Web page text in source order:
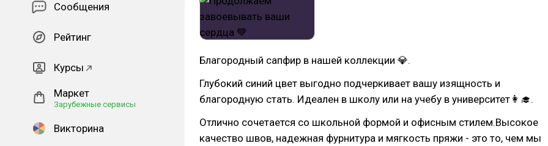
Сообщения
Рейтинг
Курсы
Маркет
Зарубежные сервисы
Викторина
Благородный сапфир в нашей коллекции 💎.
Глубокий синий цвет выгодно подчеркивает вашу изящность и
благородную стать. Идеален в школу или на учебу в университет👩‍🎓.
Отлично сочетается со школьной формой и офисным стилем.Высокое
качество швов, надежная фурнитура и мягкость пряжи - это то, чем мы